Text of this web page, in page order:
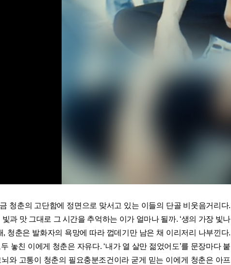
청춘의 고단함에 정면으로 맞서고 있는 이들의 단골 비웃음거리다.
과 맛 그대로 그 시간을 추억하는 이가 얼마나 될까. ‘생의 가장 빛나
, 청춘은 발화자의 욕망에 따라 껍데기만 남은 채 이리저리 나부낀다.
놓친 이에게 청춘은 자유다. ‘내가 열 살만 젊었어도’를 문장마다 붙
와 고통이 청춘의 필요충분조건이라 굳게 믿는 이에게 청춘은 아프